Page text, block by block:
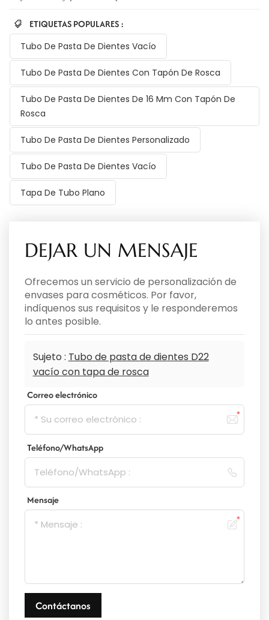
ETIQUETAS POPULARES :
Tubo De Pasta De Dientes Vacío
Tubo De Pasta De Dientes Con Tapón De Rosca
Tubo De Pasta De Dientes De 16 Mm Con Tapón De
Rosca
Tubo De Pasta De Dientes Personalizado
Tubo De Pasta De Dientes Vacío
Tapa De Tubo Plano
DEJAR UN MENSAJE
Ofrecemos un servicio de personalización de
envases para cosméticos. Por favor,
indíquenos sus requisitos y le responderemos
lo antes posible.
Sujeto : Tubo de pasta de dientes D22
vacío con tapa de rosca
Correo electrónico
Teléfono/WhatsApp
Mensaje
Contáctanos